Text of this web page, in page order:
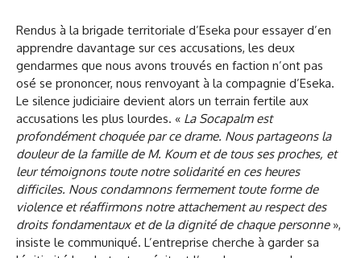
Rendus à la brigade territoriale d’Eseka pour essayer d’en
apprendre davantage sur ces accusations, les deux
gendarmes que nous avons trouvés en faction n’ont pas
osé se prononcer, nous renvoyant à la compagnie d’Eseka.
Le silence judiciaire devient alors un terrain fertile aux
accusations les plus lourdes. « La Socapalm est
profondément choquée par ce drame. Nous partageons la
douleur de la famille de M. Koum et de tous ses proches, et
leur témoignons toute notre solidarité en ces heures
difficiles. Nous condamnons fermement toute forme de
violence et réaffirmons notre attachement au respect des
droits fondamentaux et de la dignité de chaque personne»,
insiste le communiqué. L’entreprise cherche à garder sa